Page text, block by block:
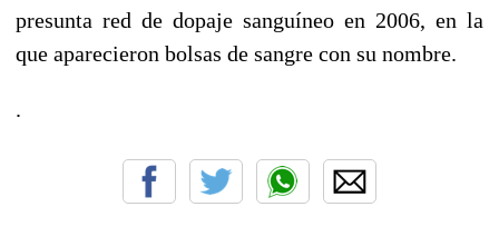
presunta red de dopaje sanguíneo en 2006, en la
que aparecieron bolsas de sangre con su nombre.
.